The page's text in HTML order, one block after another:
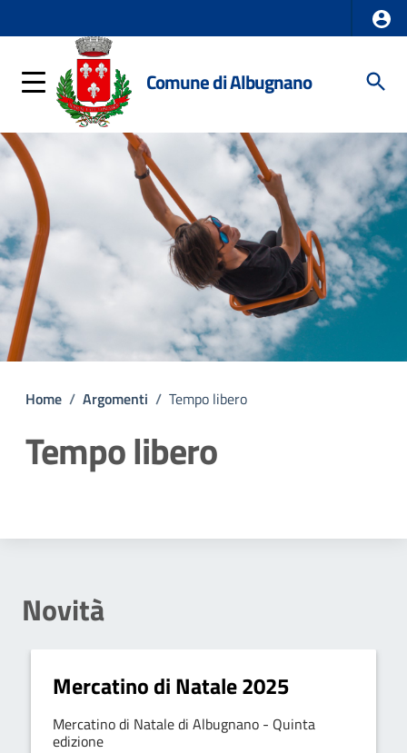
Comune di Albugnano
Home / Argomenti / Tempo libero
Tempo libero
Novità
Mercatino di Natale 2025
Mercatino di Natale di Albugnano - Quinta
edizione